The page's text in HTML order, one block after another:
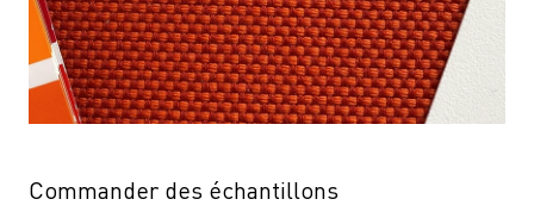
Commander des échantillons